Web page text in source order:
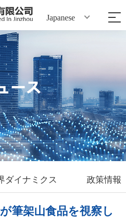
Japanese
ダイナミクス 政策情報
筆架山食品を視察し